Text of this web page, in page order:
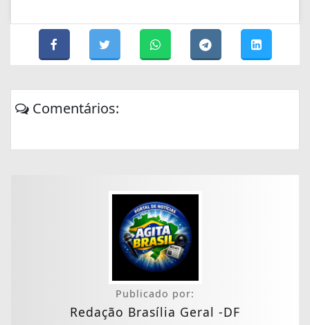
Comentários:
Publicado por:
Redação Brasília Geral -DF